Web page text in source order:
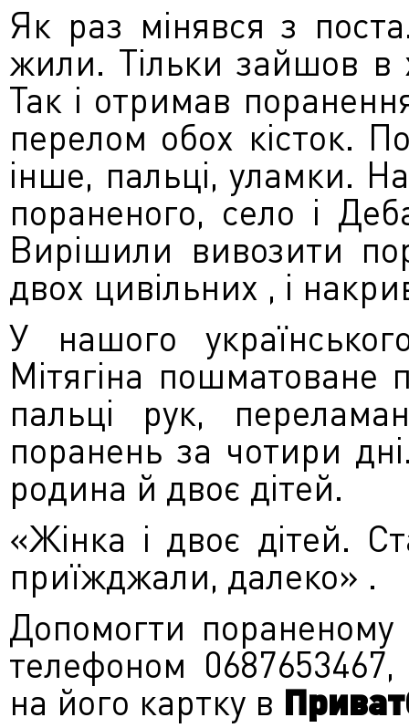
Як раз мінявся з
жили. Тільки зайшов в
Так і отримав
перелом обох кісток.
інше, пальці, уламки.
пораненого, село і
Вирішили вивозити
двох цивільних , і
У нашого
Мітягіна пошматоване
пальці рук,
поранень за чотири
родина й двоє дітей.
«Жінка і двоє дітей.
приїжджали, далеко» .
Допомогти
телефоном
на його картку в